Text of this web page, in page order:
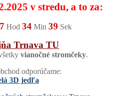
v stredu, a to za:
Hod 34 Min 39 Sek
Trnava TU
vianočné stromčeky.
odporúčame:
3D jedľa